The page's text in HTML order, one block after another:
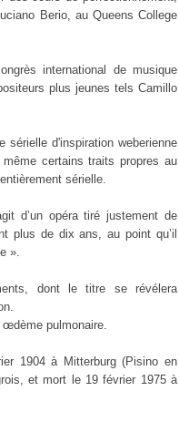
Berio, au Queens College
international de musique
plus jeunes tels Camillo
sérielle d'inspiration weberienne
certains traits propres au
sérielle.
d’un opéra tiré justement de
plus de dix ans, au point qu’il
».
dont le titre se révélera
œdème pulmonaire.
1904 à Mitterburg (Pisino en
et mort le 19 février 1975 à